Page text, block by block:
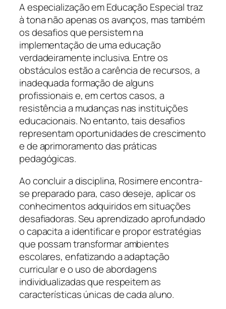
A especialização em Educação Especial traz
à tona não apenas os avanços, mas também
os desafios que persistem na
implementação de uma educação
verdadeiramente inclusiva. Entre os
obstáculos estão a carência de recursos, a
inadequada formação de alguns
profissionais e, em certos casos, a
resistência a mudanças nas instituições
educacionais. No entanto, tais desafios
representam oportunidades de crescimento
e de aprimoramento das práticas
pedagógicas.
Ao concluir a disciplina, Rosimere encontra-
se preparado para, caso deseje, aplicar os
conhecimentos adquiridos em situações
desafiadoras. Seu aprendizado aprofundado
o capacita a identificar e propor estratégias
que possam transformar ambientes
escolares, enfatizando a adaptação
curricular e o uso de abordagens
individualizadas que respeitem as
características únicas de cada aluno.